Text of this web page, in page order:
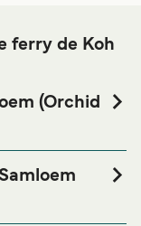
ferry de Koh
(Orchid
avant ou
de
vouloir visiter